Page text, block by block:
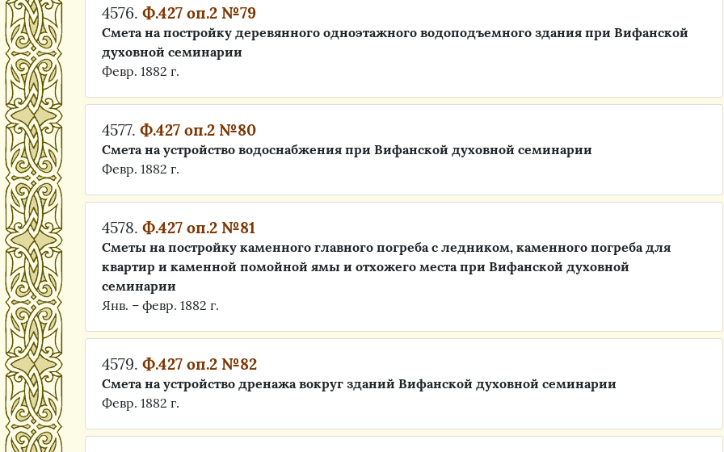
4576. Ф.427 оп.2 №79
Смета на постройку деревянного одноэтажного водоподъемного здания при Вифанской
духовной семинарии
Февр. 1882 г.
4577. Ф.427 оп.2 №80
Смета на устройство водоснабжения при Вифанской духовной семинарии
Февр. 1882 г.
4578. Ф.427 оп.2 №81
Сметы на постройку каменного главного погреба с ледником, каменного погреба для
квартир и каменной помойной ямы и отхожего места при Вифанской духовной
семинарии
Янв. – февр. 1882 г.
4579. Ф.427 оп.2 №82
Смета на устройство дренажа вокруг зданий Вифанской духовной семинарии
Февр. 1882 г.